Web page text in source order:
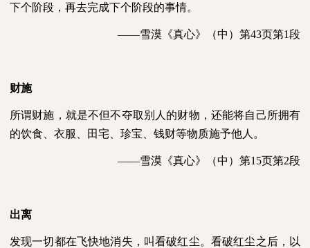
下个阶段，再去完成下个阶段的事情。
——雪漠《真心》（中）第43页第1段
财施
所谓财施，就是不但不夺取别人的财物，还能将自己所拥有
的饮食、衣服、田宅、珍宝、钱财等物质施予他人。
——雪漠《真心》（中）第15页第2段
出离
发现一切都在飞快地消失，叫看破红尘。看破红尘之后，以